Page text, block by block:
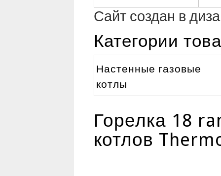
Сайт создан в
Категории
Настенные газовые
котлы
Горелка 18
котлов